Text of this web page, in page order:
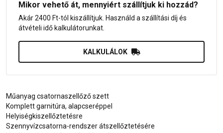
Mikor vehető át, mennyiért szállítjuk ki hozzád?
Akár 2400 Ft-tól kiszállítjuk. Használd a szállítási díj és
átvételi idő kalkulátorunkat.
KALKULÁLOK
Műanyag csatornaszellőző szett
Komplett garnitúra, alapcseréppel
Helyiségkiszellőztetésre
Szennyvízcsatorna-rendszer átszellőztetésére